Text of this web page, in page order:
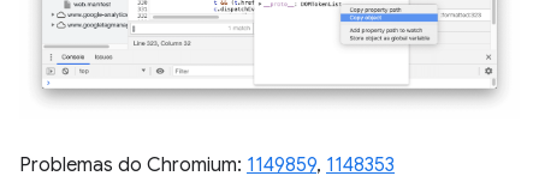
Problemas do Chromium: 1149859, 1148353